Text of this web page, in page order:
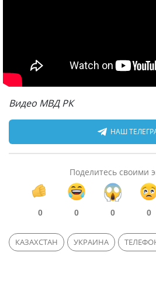
Видео МВД РК
НАШ
Поделитесь своими
0 0 0 0
КАЗАХСТАН УКРАИНА